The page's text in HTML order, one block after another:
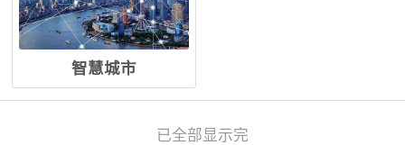
智慧城市
已全部显示完